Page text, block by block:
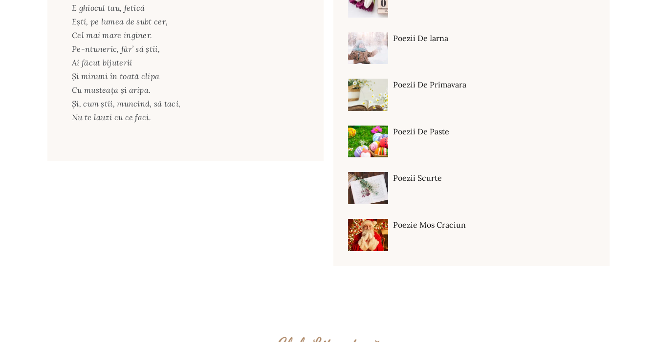
E ghiocul tau, fetică
Eşti, pe lumea de subt cer,
Cel mai mare inginer.
Pe-ntuneric, făr’ să ştii,
Ai făcut bijuterii
Şi minuni în toată clipa
Cu musteaţa şi aripa.
Şi, cum ştii, muncind, să taci,
Nu te lauzi cu ce faci.
Poezii De Iarna
Poezii De Primavara
Poezii De Paste
Poezii Scurte
Poezie Mos Craciun